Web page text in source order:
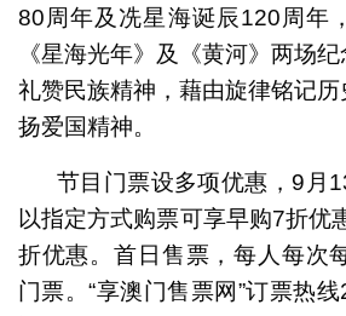
80周年及冼星海诞辰120周年
《星海光年》及《黄河》两场
礼赞民族精神，藉由旋律铭记
扬爱国精神。
节目门票设多项优惠，9月
以指定方式购票可享早购7折优
折优惠。首日售票，每人每次
门票。“享澳门售票网”订票热